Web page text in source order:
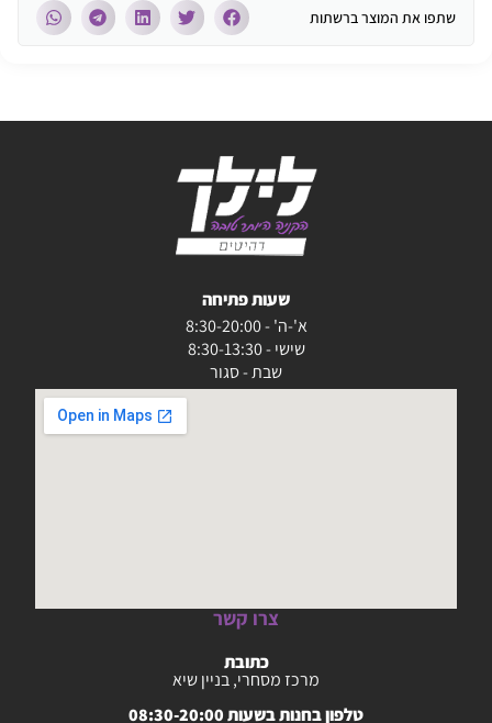
שתפו את המוצר ברשתות
שעות פתיחה
א'-ה' - 8:30-20:00
שישי - 8:30-13:30
שבת - סגור
צרו קשר
כתובת
מרכז מסחרי, בניין שיא
טלפון בחנות בשעות 08:30-20:00